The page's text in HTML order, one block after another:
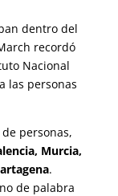
dentro del
recordó
Nacional
las personas
personas,
Murcia,
.
de palabra